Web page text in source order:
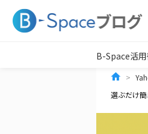
B-Space活
選ぶだけ